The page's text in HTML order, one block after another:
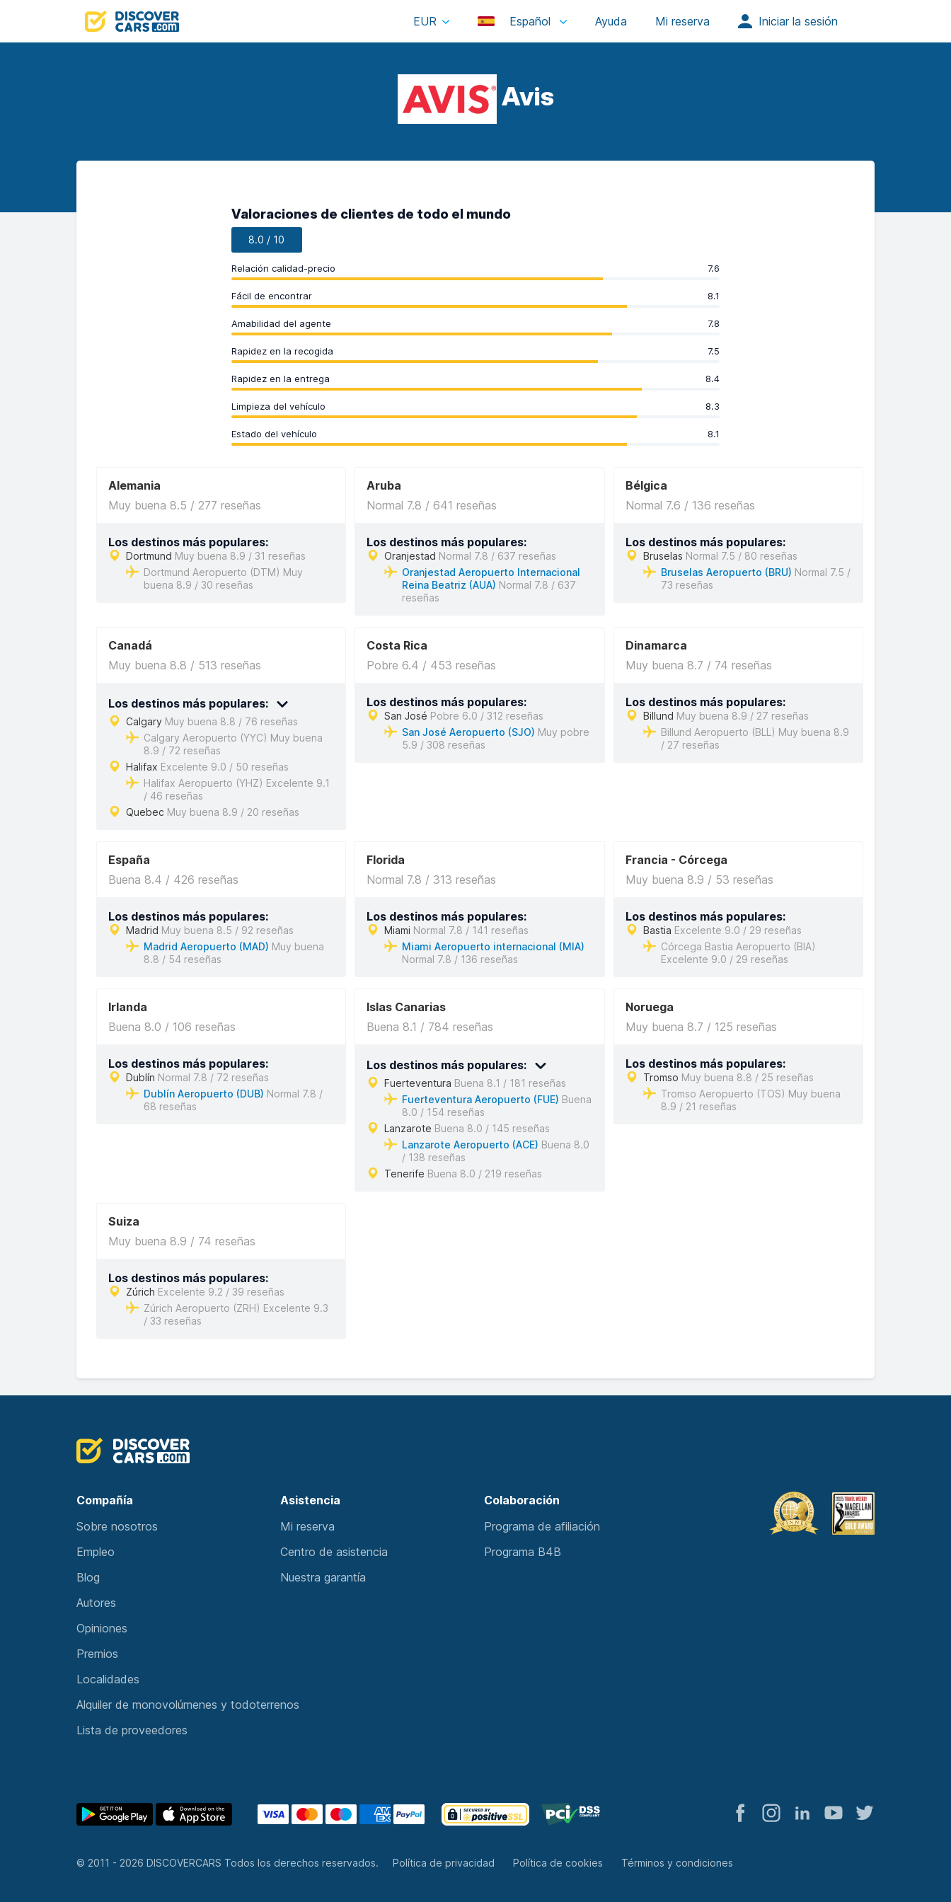
EUR Español
Avis
Valoraciones de clientes de todo el mundo
8.0 / 10
Relación calidad-precio 7.6
Fácil de encontrar 8.1
Amabilidad del agente 7.8
Rapidez en la recogida 7.5
Rapidez en la entrega 8.4
Limpieza del vehículo 8.3
Estado del vehículo 8.1
Alemania
Muy buena 8.5 / 277 reseñas
Los destinos más populares:
Dortmund Muy buena 8.9 / 31 reseñas
Dortmund Aeropuerto (DTM) Muy
buena 8.9 / 30 reseñas
Aruba
Normal 7.8 / 641 reseñas
Los destinos más populares:
Oranjestad Normal 7.8 / 637 reseñas
Oranjestad Aeropuerto Internacional
Reina Beatriz (AUA) Normal 7.8 / 637
reseñas
Bélgica
Normal 7.6 / 136 reseñas
Los destinos más populares:
Bruselas Normal 7.5 / 80 reseñas
Bruselas Aeropuerto (BRU) Normal 7.5 /
73 reseñas
Canadá
Muy buena 8.8 / 513 reseñas
Los destinos más populares:
Calgary Muy buena 8.8 / 76 reseñas
Calgary Aeropuerto (YYC) Muy buena
8.9 / 72 reseñas
Halifax Excelente 9.0 / 50 reseñas
Halifax Aeropuerto (YHZ) Excelente 9.1
/ 46 reseñas
Quebec Muy buena 8.9 / 20 reseñas
Costa Rica
Pobre 6.4 / 453 reseñas
Los destinos más populares:
San José Pobre 6.0 / 312 reseñas
San José Aeropuerto (SJO) Muy pobre
5.9 / 308 reseñas
Dinamarca
Muy buena 8.7 / 74 reseñas
Los destinos más populares:
Billund Muy buena 8.9 / 27 reseñas
Billund Aeropuerto (BLL) Muy buena 8.9
/ 27 reseñas
España
Buena 8.4 / 426 reseñas
Los destinos más populares:
Madrid Muy buena 8.5 / 92 reseñas
Madrid Aeropuerto (MAD) Muy buena
8.8 / 54 reseñas
Florida
Normal 7.8 / 313 reseñas
Los destinos más populares:
Miami Normal 7.8 / 141 reseñas
Miami Aeropuerto internacional (MIA)
Normal 7.8 / 136 reseñas
Francia - Córcega
Muy buena 8.9 / 53 reseñas
Los destinos más populares:
Bastia Excelente 9.0 / 29 reseñas
Córcega Bastia Aeropuerto (BIA)
Excelente 9.0 / 29 reseñas
Irlanda
Buena 8.0 / 106 reseñas
Los destinos más populares:
Dublín Normal 7.8 / 72 reseñas
Dublín Aeropuerto (DUB) Normal 7.8 /
68 reseñas
Islas Canarias
Buena 8.1 / 784 reseñas
Los destinos más populares:
Fuerteventura Buena 8.1 / 181 reseñas
Fuerteventura Aeropuerto (FUE) Buena
8.0 / 154 reseñas
Lanzarote Buena 8.0 / 145 reseñas
Lanzarote Aeropuerto (ACE) Buena 8.0
/ 138 reseñas
Tenerife Buena 8.0 / 219 reseñas
Noruega
Muy buena 8.7 / 125 reseñas
Los destinos más populares:
Tromso Muy buena 8.8 / 25 reseñas
Tromso Aeropuerto (TOS) Muy buena
8.9 / 21 reseñas
Suiza
Muy buena 8.9 / 74 reseñas
Los destinos más populares:
Zúrich Excelente 9.2 / 39 reseñas
Zúrich Aeropuerto (ZRH) Excelente 9.3
/ 33 reseñas
Compañía Asistencia Colaboración
© 2011 - 2026 DISCOVERCARS Todos los derechos reservados.